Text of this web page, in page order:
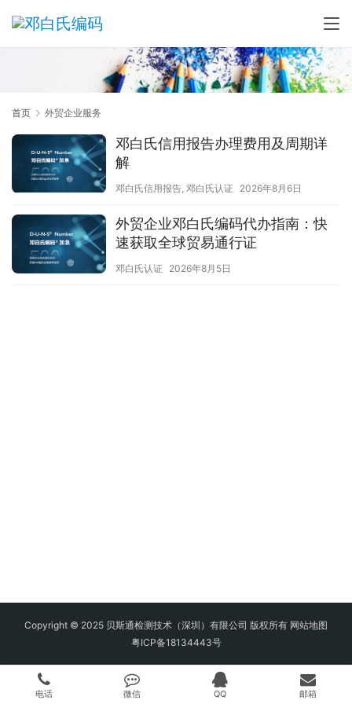
首页 外贸企业服务
邓白氏信用报告办理费用及周期详
解
邓白氏信用报告 邓白氏认证 2026年8月6日
外贸企业邓白氏编码代办指南：快
速获取全球贸易通行证
邓白氏认证 2026年8月5日
Copyright © 2025 贝斯通检测技术（深圳）有限公司 版权所有 网站地图
粤ICP备18134443号
电话 微信 QQ 邮箱